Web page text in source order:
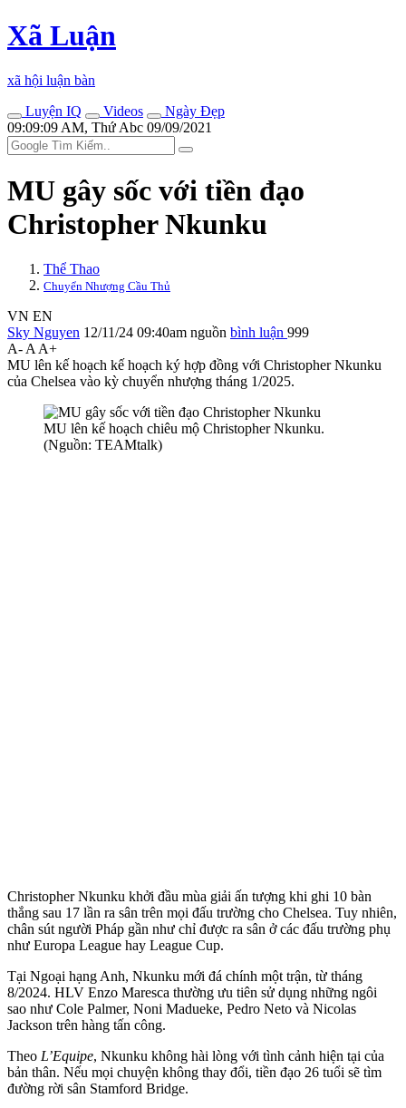
Xã Luận
xã hội luận bàn
Luyện IQ
Videos
Ngày Đẹp
09:09:09 AM, Thứ Abc 09/09/2021
MU gây sốc với tiền đạo
Christopher Nkunku
Thể Thao
Chuyển Nhượng Cầu Thủ
VN EN
Sky Nguyen 12/11/24 09:40am nguồn bình luận 999
A- A A+
MU lên kế hoạch kế hoạch ký hợp đồng với Christopher Nkunku
của Chelsea vào kỳ chuyển nhượng tháng 1/2025.
MU lên kế hoạch chiêu mộ Christopher Nkunku.
(Nguồn: TEAMtalk)
Christopher Nkunku khởi đầu mùa giải ấn tượng khi ghi 10 bàn
thắng sau 17 lần ra sân trên mọi đấu trường cho Chelsea. Tuy nhiên,
chân sút người Pháp gần như chỉ được ra sân ở các đấu trường phụ
như Europa League hay League Cup.
Tại Ngoại hạng Anh, Nkunku mới đá chính một trận, từ tháng
8/2024. HLV Enzo Maresca thường ưu tiên sử dụng những ngôi
sao như Cole Palmer, Noni Madueke, Pedro Neto và Nicolas
Jackson trên hàng tấn công.
Theo L’Equipe, Nkunku không hài lòng với tình cảnh hiện tại của
bản thân. Nếu mọi chuyện không thay đổi, tiền đạo 26 tuổi sẽ tìm
đường rời sân Stamford Bridge.